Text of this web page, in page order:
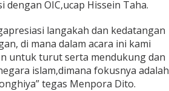
OIC,ucap Hissein Taha.
langakah dan kedatangan
di mana dalam acara ini kami
untuk turut serta mendukung dan
islam,dimana fokusnya adalah
tegas Menpora Dito.